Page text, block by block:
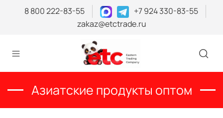
8 800 222-83-55
+7 924 330-83-55
zakaz@etctrade.ru
Азиатские продукты оптом